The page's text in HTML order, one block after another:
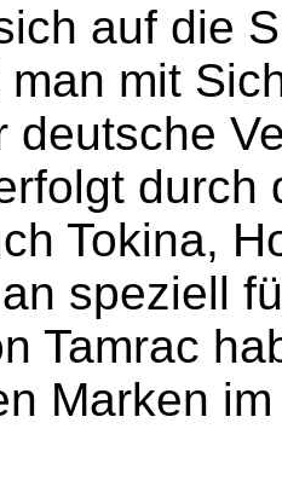
auf die
mit
deutsche
durch
Tokina,
speziell
Tamrac
Marken